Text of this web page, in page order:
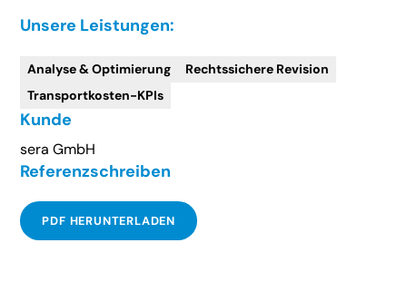
Unsere Leistungen:
Analyse & Optimierung
Rechtssichere Revision
Transportkosten-KPIs
Kunde
sera GmbH
Referenzschreiben
PDF HERUNTERLADEN